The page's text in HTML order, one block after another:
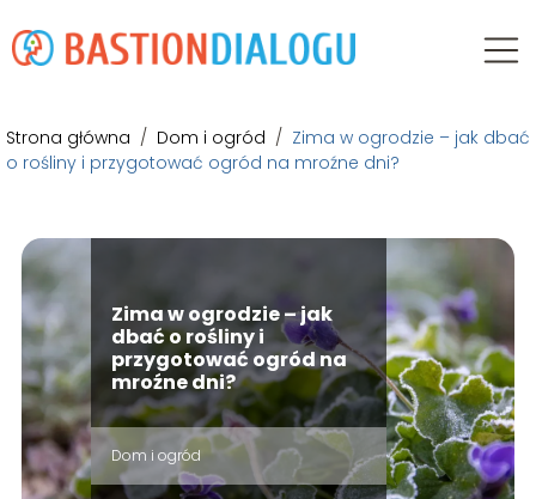
Strona główna / Dom i ogród / Zima w ogrodzie – jak dbać
o rośliny i przygotować ogród na mroźne dni?
Zima w ogrodzie – jak
dbać o rośliny i
przygotować ogród na
mroźne dni?
Dom i ogród